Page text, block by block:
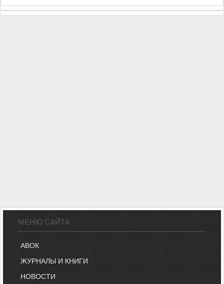
МЕНЮ САЙТА
АВОК
ЖУРНАЛЫ И КНИГИ
НОВОСТИ